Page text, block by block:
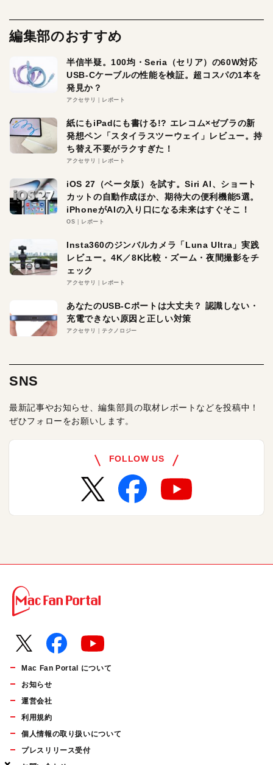
編集部のおすすめ
半信半疑。100均・Seria（セリア）の60W対応
USB-Cケーブルの性能を検証。超コスパの1本を
発見か？
アクセサリ レポート
紙にもiPadにも書ける!? エレコム×ゼブラの新
発想ペン「スタイラスツーウェイ」レビュー。持
ち替え不要がラクすぎた！
アクセサリ レポート
iOS 27（ベータ版）を試す。Siri AI、ショート
カットの自動作成ほか、期待大の便利機能5選。
iPhoneがAIの入り口になる未来はすぐそこ！
OS レポート
Insta360のジンバルカメラ「Luna Ultra」実践
レビュー。4K／8K比較・ズーム・夜間撮影をチ
ェック
アクセサリ レポート
あなたのUSB-Cポートは大丈夫？ 認識しない・
充電できない原因と正しい対策
アクセサリ テクノロジー
SNS
最新記事やお知らせ、編集部員の取材レポートなどを投稿中！
ぜひフォローをお願いします。
FOLLOW US
Mac Fan Portal について
お知らせ
運営会社
利用規約
個人情報の取り扱いについて
プレスリリース受付